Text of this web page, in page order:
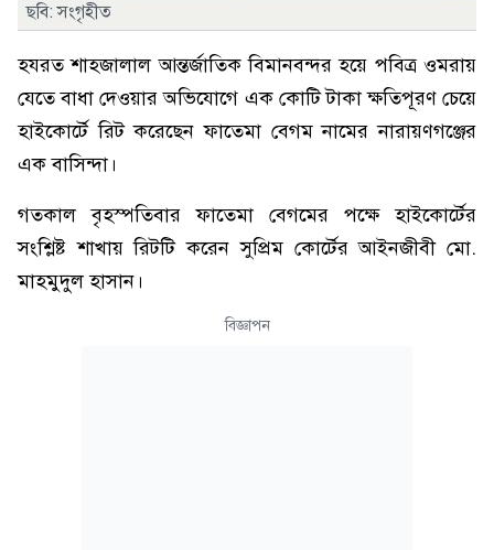
ছবি: সংগৃহীত
হযরত শাহজালাল আন্তর্জাতিক বিমানবন্দর হয়ে পবিত্র ওমরায়
যেতে বাধা দেওয়ার অভিযোগে এক কোটি টাকা ক্ষতিপূরণ চেয়ে
হাইকোর্টে রিট করেছেন ফাতেমা বেগম নামের নারায়ণগঞ্জের
এক বাসিন্দা।
গতকাল বৃহস্পতিবার ফাতেমা বেগমের পক্ষে হাইকোর্টের
সংশ্লিষ্ট শাখায় রিটটি করেন সুপ্রিম কোর্টের আইনজীবী মো.
মাহমুদুল হাসান।
বিজ্ঞাপন